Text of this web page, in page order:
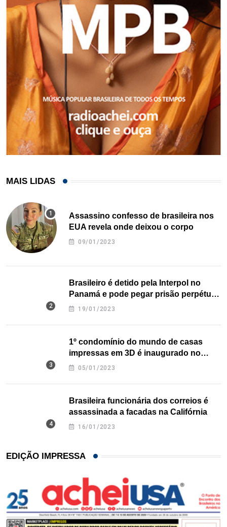
MAIS LIDAS
Assassino confesso de brasileira nos
EUA revela onde deixou o corpo
09/01/2023
Brasileiro é detido pela Interpol no
Panamá e pode pegar prisão perpétua
nos EUA
19/01/2023
1º condomínio do mundo de casas
impressas em 3D é inaugurado no
Texas
05/01/2023
Brasileira funcionária dos correios é
assassinada a facadas na Califórnia
16/01/2023
EDIÇÃO IMPRESSA